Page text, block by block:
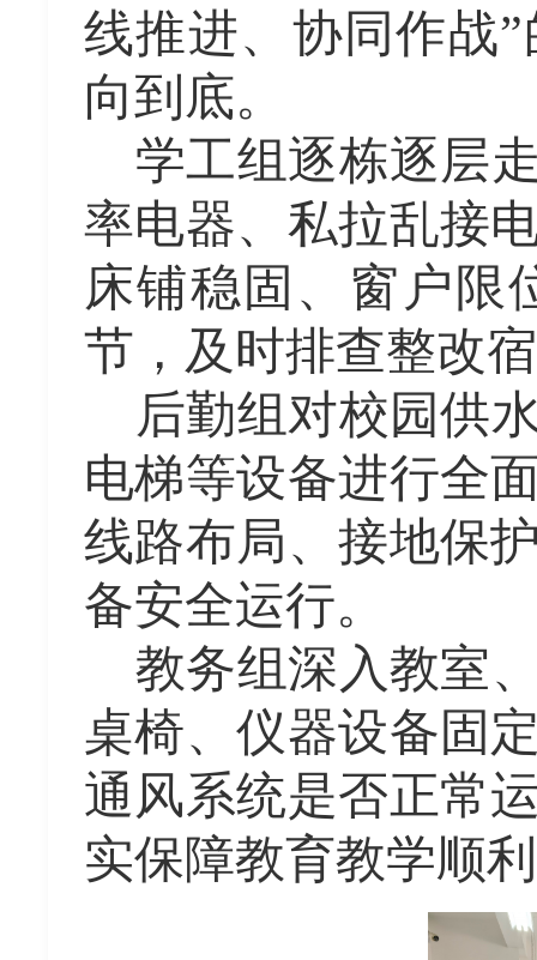
线推进、协同作战
向到底。
学工组逐栋逐层
率电器、私拉乱接
床铺稳固、窗户限
节，及时排查整改
后勤组 对校园供
电梯等设备进行全
线路布局、接地保
备安全运行。
教务组深入教室
桌椅、仪器设备固
通风系统是否正常
实保障教育教学顺